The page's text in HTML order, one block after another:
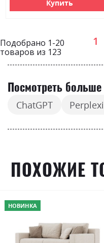
Купить
Подобрано 1-20
товаров из 123
1
Посмотреть
ChatGPT
ПОХОЖИЕ
НОВИНКА